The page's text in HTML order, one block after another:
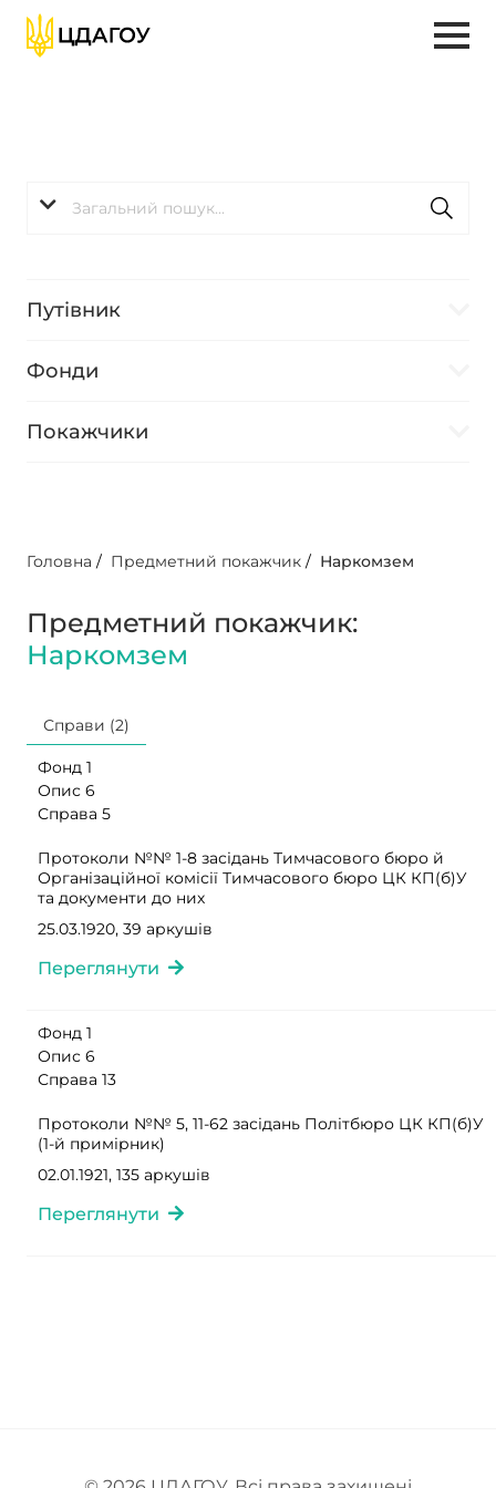
Путівник
Фонди
Покажчики
Головна / Предметний покажчик / Наркомзем
Предметний покажчик:
Наркомзем
Справи (2)
Фонд 1
Опис 6
Справа 5
Протоколи №№ 1-8 засідань Тимчасового бюро й
Організаційної комісії Тимчасового бюро ЦК КП(б)У
та документи до них
25.03.1920, 39 аркушів
Переглянути
Фонд 1
Опис 6
Справа 13
Протоколи №№ 5, 11-62 засідань Політбюро ЦК КП(б)У
(1-й примірник)
02.01.1921, 135 аркушів
Переглянути